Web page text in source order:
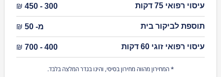
עיסוי רפואי 75 דקות 300 - 450
₪
תוספת לביקור בית מ- 50 ₪
עיסוי רפואי זוגי 60 דקות 400 - 700
₪
* המחירון מהווה מחירון בסיסי, והינו בגדר המלצה בלבד.